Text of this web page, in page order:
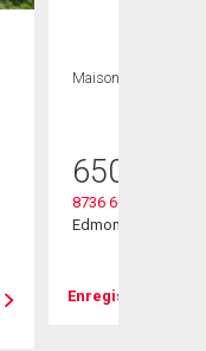
Maison
650 000
8736 66 Avenue Nw
Edmonton, AB
Enregistrer